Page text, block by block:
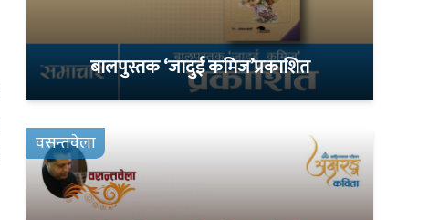
बालपुस्तक ‘जादुई कमिज’प्रकाशित
वसन्तवेला